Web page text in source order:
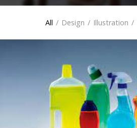
All / Design / Illustration /